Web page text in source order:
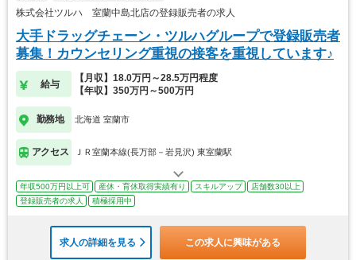
株式会社ツルハ 室蘭中島北店の登録販売者の求人
大手ドラッグチェーン・ツルハグループで登録販売者
募集！カウンセリング重視の接客を重視しています♪
給与
【月収】18.0万円～28.5万円程度
【年収】350万円～500万円
勤務地 北海道 室蘭市
アクセス ＪＲ室蘭本線(長万部－岩見沢) 東室蘭駅
年収500万円以上可 産休・育休取得実績有り スキルアップ
店舗数30以上
登録販売者の求人
積極採用中
求人の詳細を見る この求人に興味がある